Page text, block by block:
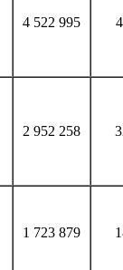
4 522 995
2 952 258
1 723 879